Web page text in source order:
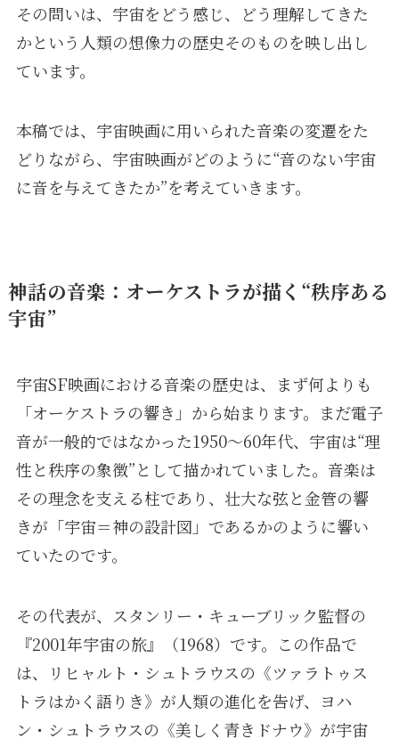
その問いは、宇宙をどう感じ、どう理解してきた
かという人類の想像力の歴史そのものを映し出し
ています。
本稿では、宇宙映画に用いられた音楽の変遷をた
どりながら、宇宙映画がどのように“音のない宇宙
に音を与えてきたか”を考えていきます。
神話の音楽：オーケストラが描く“秩序ある
宇宙”
宇宙SF映画における音楽の歴史は、まず何よりも
「オーケストラの響き」から始まります。まだ電子
音が一般的ではなかった1950〜60年代、宇宙は“理
性と秩序の象徴”として描かれていました。音楽は
その理念を支える柱であり、壮大な弦と金管の響
きが「宇宙＝神の設計図」であるかのように響い
ていたのです。
その代表が、スタンリー・キューブリック監督の
『2001年宇宙の旅』（1968）です。この作品で
は、リヒャルト・シュトラウスの《ツァラトゥス
トラはかく語りき》が人類の進化を告げ、ヨハ
ン・シュトラウスの《美しく青きドナウ》が宇宙